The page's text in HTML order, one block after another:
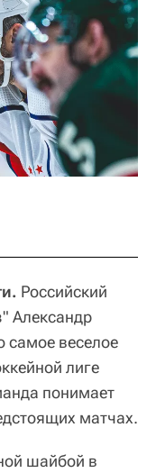
Российский
Александр
самое веселое
лиге
понимает
матчах.
шайбой в